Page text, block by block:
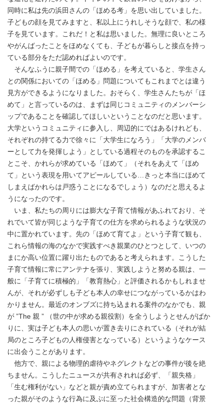
同時に私は先の浜田さんの「ほめる考」を思い出していました。
子どもの顔を見てみますと、私以上にうれしそうな顔で、私の様
子を見ています。これだ！と私は思いました。無理に良いところ
やがんばったことをほめなくても、子どもが暮らしと接点を持っ
ている部分をただ認めればよいのです。
そんなふうに親子間での「ほめる」を考えていると、学生さん
との関係においての「ほめる」問題についてもこれまでとは違う
見方ができるようになりました。おそらく、学生さんたちが「ほ
めて」と言っているのは、まずは同じコミュニティのメンバーシ
ップであることを確認してほしいということなのだと思います。
大学というコミュニティに参入し、周辺的にではあるけれども、
それぞれの持てる力で徐々に「大学生になろう」「大学のメンバ
ーとして力を発揮しよう」としている過程そのものを承認するこ
とこそ、かれらが求めている「ほめて」（それをあえて「ほめ
て」という表現を用いてアピールしている…きっと本当にほめて
しまえばかれらは戸惑うことになるでしょう）なのだと思えるよ
うになったのです。
いま、私たちの周りには膨大な子育て情報があふれており、そ
れでいて皆が同じような子育ての仕方を求められるような状況の
中に置かれています。先の「ほめて育てよ」という子育て観も、
これら情報の海のなかで実践すべき親業のひとつとして、いつの
まにか高い位置に躍り出たものであると考えられます。こうした
子育て情報に常にアンテナを張り、実践しようと努める親は、一
般に「子育てに積極的」「教育熱心」と評価されるかもしれませ
んが、それが必ずしも子ども本人の幸せにつながっているかはわ
かりません。最近のオンブズに持ち込まれる案件のなかでも、親
が ”The 親 ” （世の中が求める親役割）を全うしようとせんがばか
りに、実は子ども本人の思いが置き去りにされている（それが結
局のところ子どもの人権侵害となっている）というようなケース
に出会うことがあります。
他方で、親による物理的虐待やネグレクトなどの事件が後を絶
ちません。こうしたニュースが共有されれば必ず、「親失格」
「生む権利がない」などと親が責め立てられますが、加害者とな
った親がそのような行為に及ぶに至った社会構造的な問題（背景